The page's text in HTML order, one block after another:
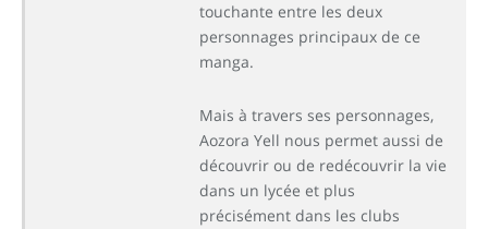
touchante entre les deux
personnages principaux de ce
manga.
Mais à travers ses personnages,
Aozora Yell nous permet aussi de
découvrir ou de redécouvrir la vie
dans un lycée et plus
précisément dans les clubs